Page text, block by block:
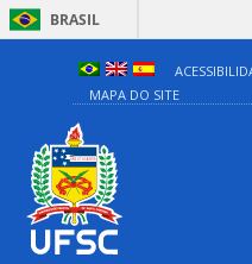
BRASIL
MAPA DO SITE